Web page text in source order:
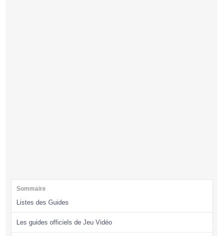
Sommaire
Listes des Guides
Les guides officiels de Jeu Vidéo